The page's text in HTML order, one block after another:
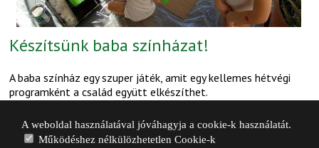
Készítsünk baba színházat!
A baba színház egy szuper játék, amit egy kellemes hétvégi
programként a család együtt elkészíthet.
A weboldal használatával jóváhagyja a cookie-k használatát.
Működéshez nélkülözhetetlen Cookie-k